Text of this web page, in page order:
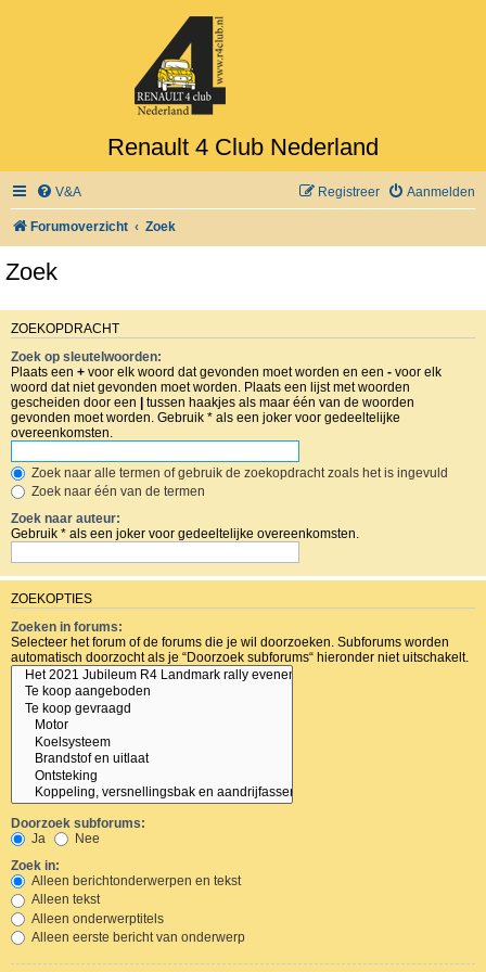
Renault 4 Club Nederland
V&A Aanmelden
Registreer
Forumoverzicht Zoek
Zoek
ZOEKOPDRACHT
Zoek op sleutelwoorden:
Plaats een + voor elk woord dat gevonden moet worden en een - voor elk
woord dat niet gevonden moet worden. Plaats een lijst met woorden
gescheiden door een | tussen haakjes als maar één van de woorden
gevonden moet worden. Gebruik * als een joker voor gedeeltelijke
overeenkomsten.
Zoek naar alle termen of gebruik de zoekopdracht zoals het is ingevuld
Zoek naar één van de termen
Zoek naar auteur:
Gebruik * als een joker voor gedeeltelijke overeenkomsten.
ZOEKOPTIES
Zoeken in forums:
Selecteer het forum of de forums die je wil doorzoeken. Subforums worden
automatisch doorzocht als je “Doorzoek subforums“ hieronder niet uitschakelt.
Doorzoek subforums:
Ja
Nee
Zoek in:
Alleen berichtonderwerpen en tekst
Alleen tekst
Alleen onderwerptitels
Alleen eerste bericht van onderwerp